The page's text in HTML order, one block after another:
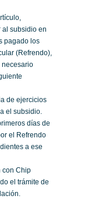
al subsidio en
pagado los
(Refrendo),
necesario
de ejercicios
el subsidio.
días de
el Refrendo
a ese
con Chip
el trámite de